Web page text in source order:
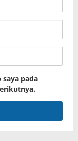
saya pada